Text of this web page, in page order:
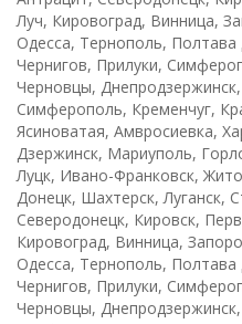
Луч, Кировоград, Винница,
Одесса, Тернополь,
Чернигов, Прилуки,
Черновцы,
Симферополь, Кременчуг,
Ясиноватая, Амвросиевка,
Дзержинск, Мариуполь,
Луцк, Ивано-Франковск,
Донецк, Шахтерск, Луганск,
Северодонецк, Кировск,
Кировоград, Винница,
Одесса, Тернополь,
Чернигов, Прилуки,
Черновцы,